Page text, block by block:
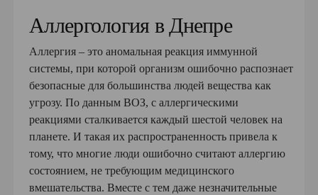
Аллергология в Днепре
Аллергия – это аномальная реакция иммунной
системы, при которой организм ошибочно распознает
безопасные для большинства людей вещества как
угрозу. По данным ВОЗ, с аллергическими
реакциями сталкивается каждый шестой человек на
планете. И такая их распространенность привела к
тому, что многие люди ошибочно считают аллергию
состоянием, не требующим медицинского
вмешательства. Вместе с тем даже незначительные